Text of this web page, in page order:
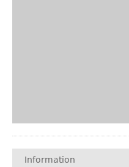
Information